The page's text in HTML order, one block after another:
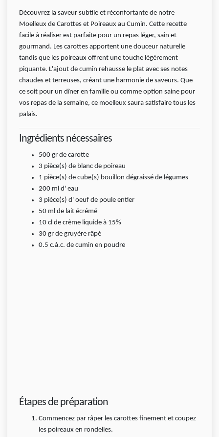
Découvrez la saveur subtile et réconfortante de notre
Moelleux de Carottes et Poireaux au Cumin. Cette recette
facile à réaliser est parfaite pour un repas léger, sain et
gourmand. Les carottes apportent une douceur naturelle
tandis que les poireaux offrent une touche légèrement
piquante. L'ajout de cumin rehausse le plat avec ses notes
chaudes et terreuses, créant une harmonie de saveurs. Que
ce soit pour un dîner en famille ou comme option saine pour
vos repas de la semaine, ce moelleux saura satisfaire tous les
palais.
Ingrédients nécessaires
500 gr de carotte
3 pièce(s) de blanc de poireau
1 pièce(s) de cube(s) bouillon dégraissé de légumes
200 ml d' eau
3 pièce(s) d' oeuf de poule entier
50 ml de lait écrémé
10 cl de crème liquide à 15%
30 gr de gruyère râpé
0.5 c.à.c. de cumin en poudre
Étapes de préparation
Commencez par râper les carottes finement et coupez
les poireaux en rondelles.